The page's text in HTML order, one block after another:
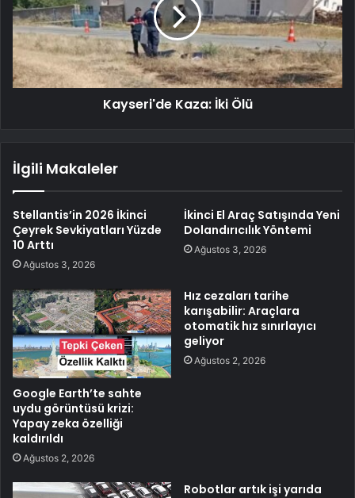
Kayseri'de Kaza: İki Ölü
İlgili Makaleler
Stellantis’in 2026 İkinci
Çeyrek Sevkiyatları Yüzde
10 Arttı
Ağustos 3, 2026
İkinci El Araç Satışında Yeni
Dolandırıcılık Yöntemi
Ağustos 3, 2026
Google Earth’te sahte
uydu görüntüsü krizi:
Yapay zeka özelliği
kaldırıldı
Ağustos 2, 2026
Hız cezaları tarihe
karışabilir: Araçlara
otomatik hız sınırlayıcı
geliyor
Ağustos 2, 2026
Robotlar artık işi yarıda